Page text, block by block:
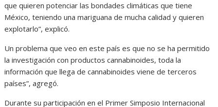
que quieren potenciar las bondades climáticas que tiene
México, teniendo una mariguana de mucha calidad y quieren
explotarlo”, explicó.
Un problema que veo en este país es que no se ha permitido
la investigación con productos cannabinoides, toda la
información que llega de cannabinoides viene de terceros
países”, agregó.
Durante su participación en el Primer Simposio Internacional